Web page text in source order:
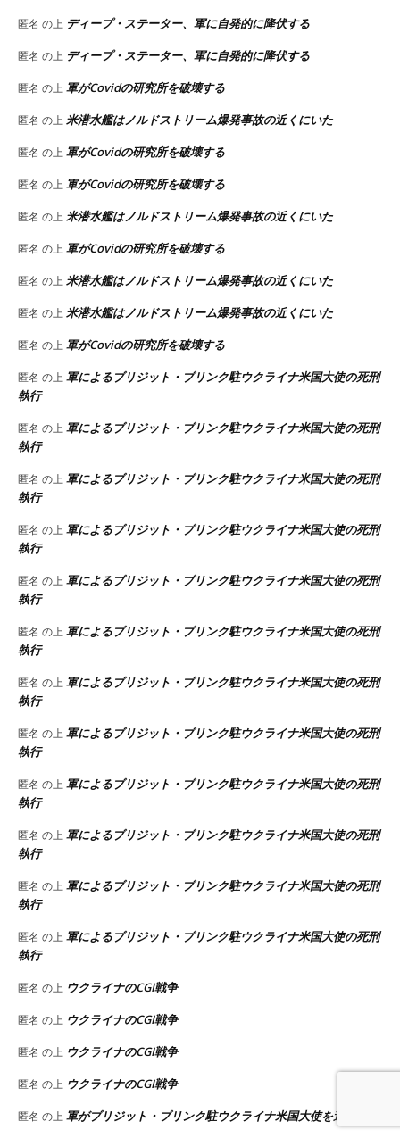
匿名 の上 ディープ・ステーター、軍に自発的に降伏する
匿名 の上 ディープ・ステーター、軍に自発的に降伏する
匿名 の上 軍がCovidの研究所を破壊する
匿名 の上 米潜水艦はノルドストリーム爆発事故の近くにいた
匿名 の上 軍がCovidの研究所を破壊する
匿名 の上 軍がCovidの研究所を破壊する
匿名 の上 米潜水艦はノルドストリーム爆発事故の近くにいた
匿名 の上 軍がCovidの研究所を破壊する
匿名 の上 米潜水艦はノルドストリーム爆発事故の近くにいた
匿名 の上 米潜水艦はノルドストリーム爆発事故の近くにいた
匿名 の上 軍がCovidの研究所を破壊する
匿名 の上 軍によるブリジット・ブリンク駐ウクライナ米国大使の死刑
執行
匿名 の上 軍によるブリジット・ブリンク駐ウクライナ米国大使の死刑
執行
匿名 の上 軍によるブリジット・ブリンク駐ウクライナ米国大使の死刑
執行
匿名 の上 軍によるブリジット・ブリンク駐ウクライナ米国大使の死刑
執行
匿名 の上 軍によるブリジット・ブリンク駐ウクライナ米国大使の死刑
執行
匿名 の上 軍によるブリジット・ブリンク駐ウクライナ米国大使の死刑
執行
匿名 の上 軍によるブリジット・ブリンク駐ウクライナ米国大使の死刑
執行
匿名 の上 軍によるブリジット・ブリンク駐ウクライナ米国大使の死刑
執行
匿名 の上 軍によるブリジット・ブリンク駐ウクライナ米国大使の死刑
執行
匿名 の上 軍によるブリジット・ブリンク駐ウクライナ米国大使の死刑
執行
匿名 の上 軍によるブリジット・ブリンク駐ウクライナ米国大使の死刑
執行
匿名 の上 軍によるブリジット・ブリンク駐ウクライナ米国大使の死刑
執行
匿名 の上 ウクライナのCGI戦争
匿名 の上 ウクライナのCGI戦争
匿名 の上 ウクライナのCGI戦争
匿名 の上 ウクライナのCGI戦争
匿名 の上 軍がブリジット・ブリンク駐ウクライナ米国大使を逮捕